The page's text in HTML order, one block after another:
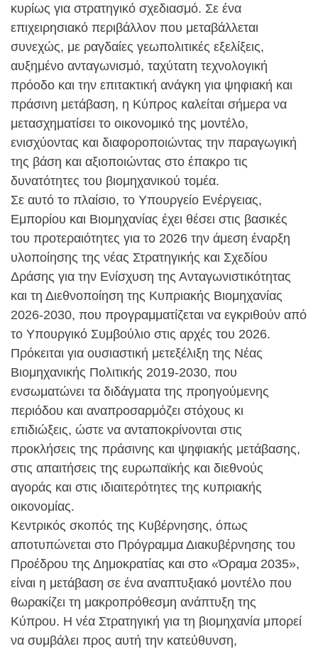
κυρίως για στρατηγικό σχεδιασμό. Σε ένα
επιχειρησιακό περιβάλλον που μεταβάλλεται
συνεχώς, με ραγδαίες γεωπολιτικές εξελίξεις,
αυξημένο ανταγωνισμό, ταχύτατη τεχνολογική
πρόοδο και την επιτακτική ανάγκη για ψηφιακή και
πράσινη μετάβαση, η Κύπρος καλείται σήμερα να
μετασχηματίσει το οικονομικό της μοντέλο,
ενισχύοντας και διαφοροποιώντας την παραγωγική
της βάση και αξιοποιώντας στο έπακρο τις
δυνατότητες του βιομηχανικού τομέα.
Σε αυτό το πλαίσιο, το Υπουργείο Ενέργειας,
Εμπορίου και Βιομηχανίας έχει θέσει στις βασικές
του προτεραιότητες για το 2026 την άμεση έναρξη
υλοποίησης της νέας Στρατηγικής και Σχεδίου
Δράσης για την Ενίσχυση της Ανταγωνιστικότητας
και τη Διεθνοποίηση της Κυπριακής Βιομηχανίας
2026-2030, που προγραμματίζεται να εγκριθούν από
το Υπουργικό Συμβούλιο στις αρχές του 2026.
Πρόκειται για ουσιαστική μετεξέλιξη της Νέας
Βιομηχανικής Πολιτικής 2019-2030, που
ενσωματώνει τα διδάγματα της προηγούμενης
περιόδου και αναπροσαρμόζει στόχους κι
επιδιώξεις, ώστε να ανταποκρίνονται στις
προκλήσεις της πράσινης και ψηφιακής μετάβασης,
στις απαιτήσεις της ευρωπαϊκής και διεθνούς
αγοράς και στις ιδιαιτερότητες της κυπριακής
οικονομίας.
Κεντρικός σκοπός της Κυβέρνησης, όπως
αποτυπώνεται στο Πρόγραμμα Διακυβέρνησης του
Προέδρου της Δημοκρατίας και στο «Όραμα 2035»,
είναι η μετάβαση σε ένα αναπτυξιακό μοντέλο που
θωρακίζει τη μακροπρόθεσμη ανάπτυξη της
Κύπρου. Η νέα Στρατηγική για τη βιομηχανία μπορεί
να συμβάλει προς αυτή την κατεύθυνση,